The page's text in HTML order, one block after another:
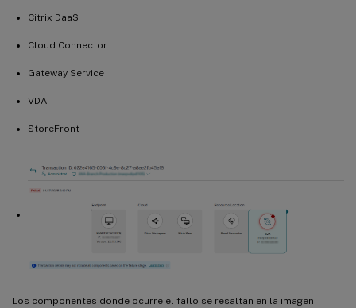
Citrix DaaS
Cloud Connector
Gateway Service
VDA
StoreFront
Los componentes donde ocurre el fallo se resaltan en la imagen